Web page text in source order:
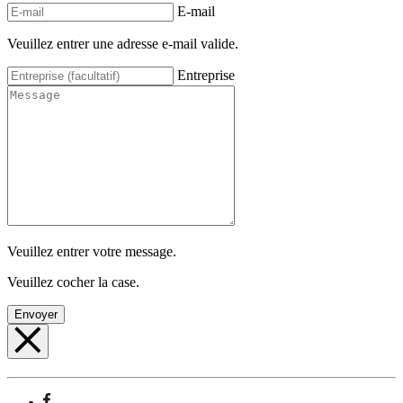
E-mail
Veuillez entrer une adresse e-mail valide.
Entreprise
Veuillez entrer votre message.
Veuillez cocher la case.
Envoyer